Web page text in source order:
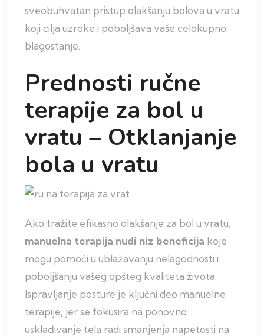
sveobuhvatan pristup olakšanju bolova u vratu
koji cilja uzroke i poboljšava vaše celokupno
blagostanje.
Prednosti ručne
terapije za bol u
vratu – Otklanjanje
bola u vratu
Ako tražite efikasno olakšanje za bol u vratu,
manuelna terapija nudi niz beneficija koje
mogu pomoći u ublažavanju nelagodnosti i
poboljšanju vašeg opšteg kvaliteta života.
Ispravljanje posture je ključni deo manuelne
terapije, jer se fokusira na ponovno
usklađivanje tela radi smanjenja napetosti na